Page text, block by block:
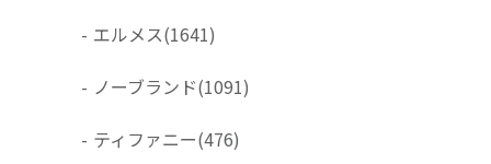
- エルメス(1641)
- ノーブランド(1091)
- ティファニー(476)